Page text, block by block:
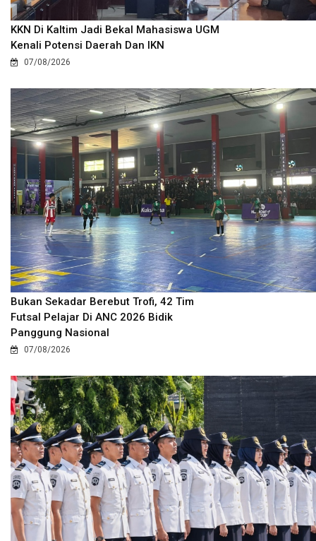
KKN Di Kaltim Jadi Bekal Mahasiswa UGM
Kenali Potensi Daerah Dan IKN
07/08/2026
Bukan Sekadar Berebut Trofi, 42 Tim
Futsal Pelajar Di ANC 2026 Bidik
Panggung Nasional
07/08/2026